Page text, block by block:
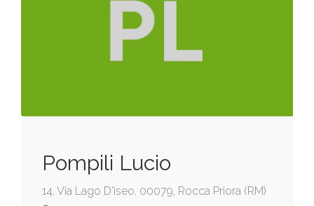
Pompili Lucio
14, Via Lago D'iseo, 00079, Rocca Priora (RM)